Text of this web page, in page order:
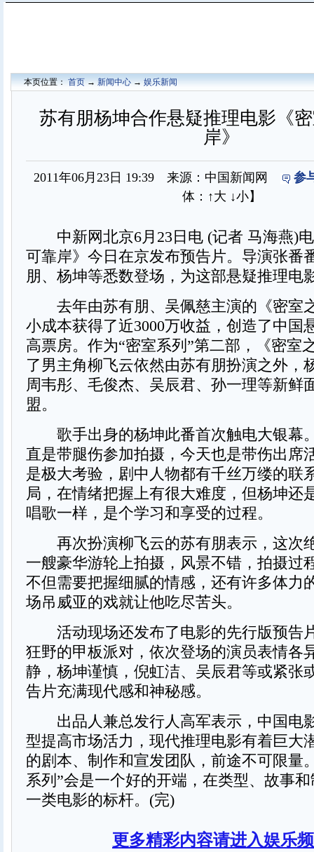
本页位置：首页→新闻中心→娱乐新闻
苏有朋杨坤合作悬疑推理电影《
岸》
2011年06月23日 19:39 来源：中国新闻网
参
体： ↑大 ↓小】
中新网北京6月23日电 (记者 马海燕)
可靠岸》今日在京发布预告片。导演张番
朋、杨坤等悉数登场，为这部悬疑推理电
去年由苏有朋、吴佩慈主演的《密室
小成本获得了近3000万收益，创造了中国
高票房。作为“密室系列”第二部，《密室
了男主角柳飞云依然由苏有朋扮演之外，
周韦彤、毛俊杰、吴辰君、孙一理等新鲜
盟。
歌手出身的杨坤此番首次触电大银幕
直是带腿伤参加拍摄，今天也是带伤出席
是极大考验，剧中人物都有千丝万缕的联
局，在情绪把握上有很大难度，但杨坤还
唱歌一样，是个学习和享受的过程。
再次扮演柳飞云的苏有朋表示，这次
一艘豪华游轮上拍摄，风景不错，拍摄过
不但需要把握细腻的情感，还有许多体力
场吊威亚的戏就让他吃尽苦头。
活动现场还发布了电影的先行版预告
狂野的甲板派对，依次登场的演员表情各
静，杨坤谨慎，倪虹洁、吴辰君等或紧张
告片充满现代感和神秘感。
出品人兼总发行人高军表示，中国电
型提高市场活力，现代推理电影有着巨大
的剧本、制作和宣发团队，前途不可限量
系列”会是一个好的开端，在类型、故事
一类电影的标杆。(完)
更多精彩内容请进入娱乐